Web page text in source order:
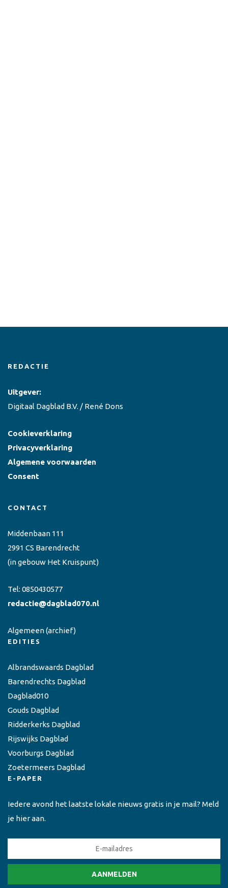
REDACTIE
Uitgever:
Digitaal Dagblad B.V. / René Dons
Cookieverklaring
Privacyverklaring
Algemene voorwaarden
Consent
CONTACT
Middenbaan 111
2991 CS Barendrecht
(in gebouw Het Kruispunt)
Tel: 0850430577
redactie@dagblad070.nl
Algemeen(archief)
EDITIES
Albrandswaards Dagblad
Barendrechts Dagblad
Dagblad010
Gouds Dagblad
Ridderkerks Dagblad
Rijswijks Dagblad
Voorburgs Dagblad
Zoetermeers Dagblad
E-PAPER
Iedere avond het laatste lokale nieuws gratis in je mail? Meld
je hier aan.